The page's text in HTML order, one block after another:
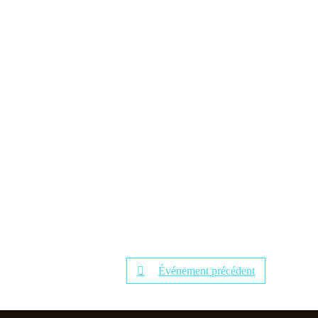
Événement précédent